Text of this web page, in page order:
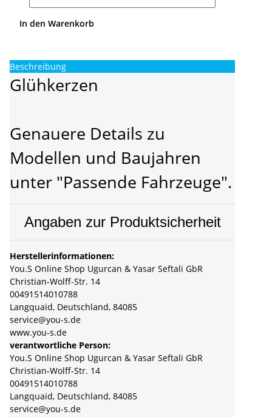
In den Warenkorb
Beschreibung
Glühkerzen
Genauere Details zu
Modellen und Baujahren
unter "Passende Fahrzeuge".
Angaben zur Produktsicherheit
Herstellerinformationen:
You.S Online Shop Ugurcan & Yasar Seftali GbR
Christian-Wolff-Str. 14
00491514010788
Langquaid, Deutschland, 84085
service@you-s.de
www.you-s.de
verantwortliche Person:
You.S Online Shop Ugurcan & Yasar Seftali GbR
Christian-Wolff-Str. 14
00491514010788
Langquaid, Deutschland, 84085
service@you-s.de